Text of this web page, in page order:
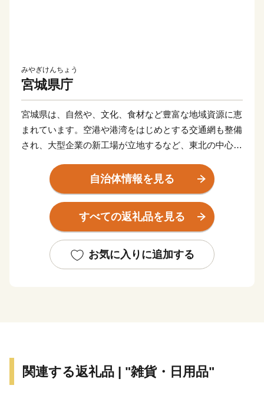
みやぎけんちょう
宮城県庁
宮城県は、自然や、文化、食材など豊富な地域資源に恵
まれています。空港や港湾をはじめとする交通網も整備
され、大型企業の新工場が立地するなど、東北の中心と
東日本大震災により甚大な被害を受けましたが、再生と
さらなる発展につながる「創造的な復興」に向けた取り
組みを推進し、県民の皆さんと力を合わせ、魅力ある宮
城を築いてまいります。
自治体情報を見る
すべての返礼品を見る
お気に入りに追加する
関連する返礼品 | "雑貨・日用品"